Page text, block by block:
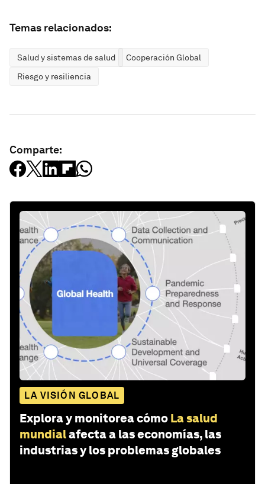
Temas relacionados:
Salud y sistemas de salud
Cooperación Global
Riesgo y resiliencia
Comparte:
LA VISIÓN GLOBAL
Explora y monitorea cómo La salud
mundialafecta a las economías, las
industrias y los problemas globales